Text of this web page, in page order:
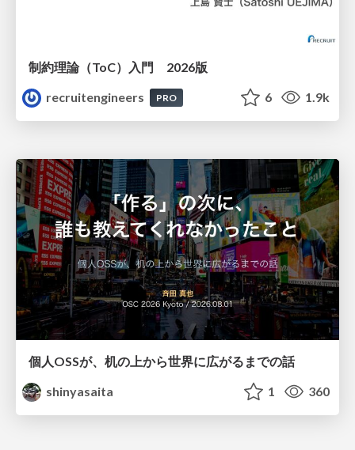
制約理論（ToC）入門 2026版
recruitengineers
PRO 6 1.9k
個人OSSが、机の上から世界に広がるまでの話
shinyasaita
1 360